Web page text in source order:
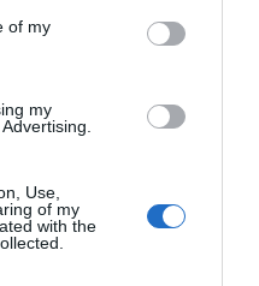
of my
my
Use,
of my
with the
noticias de actualidad.